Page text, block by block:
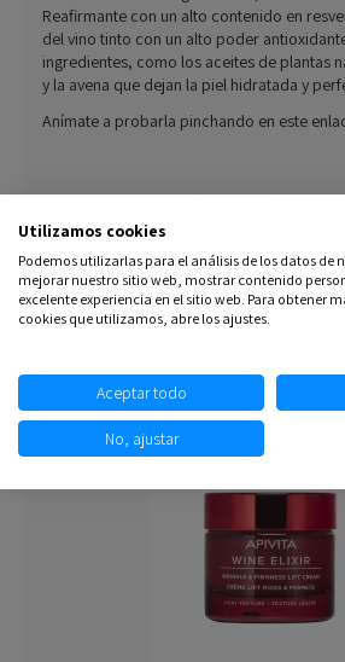
Reafirmante con un alto contenido en
del vino tinto con un alto poder
ingredientes, como los aceites de plantas
y la avena que dejan la piel hidratada y
Anímate a probarla pinchando en este
Utilizamos cookies
Podemos utilizarlas para el análisis de los datos de
mejorar nuestro sitio web, mostrar contenido
excelente experiencia en el sitio web. Para obtener
cookies que utilizamos, abre los ajustes.
Aceptar todo
No, ajustar